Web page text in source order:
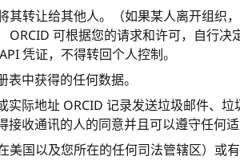
其转让给其他人。（如果某人离开组织
可根据您的请求和许可，自行决
凭证，不得转回个人控制。
中获得的任何数据。
际地址 ORCID 记录发送垃圾邮件、
收通讯的人的同意并且可以遵守任何适
国以及您所在的任何司法管辖区）或有